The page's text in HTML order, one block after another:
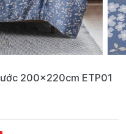
200x220cm ETP01